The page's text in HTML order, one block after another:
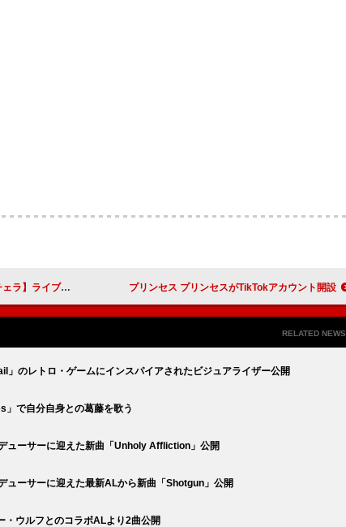
がらインタビュー実施 プリンセス プリンセスがTikTokアカウント開設
RELATED NEWS
」のレトロ・ゲームにインスパイアされたビジュアライザー公開
で自分自身との葛藤を歌う
ューサーに迎えた新曲「Unholy Affliction」公開
ューサーに迎えた最新ALから新曲「Shotgun」公開
・ウルフとのコラボALより2曲公開